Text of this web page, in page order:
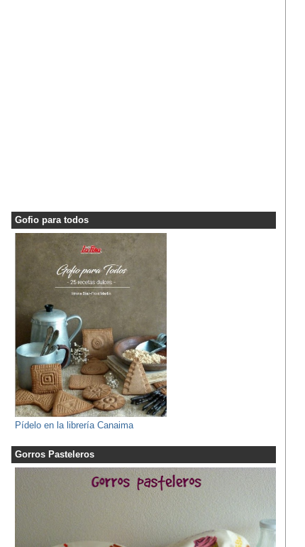
Gofio para todos
Pídelo en la librería Canaima
Gorros Pasteleros